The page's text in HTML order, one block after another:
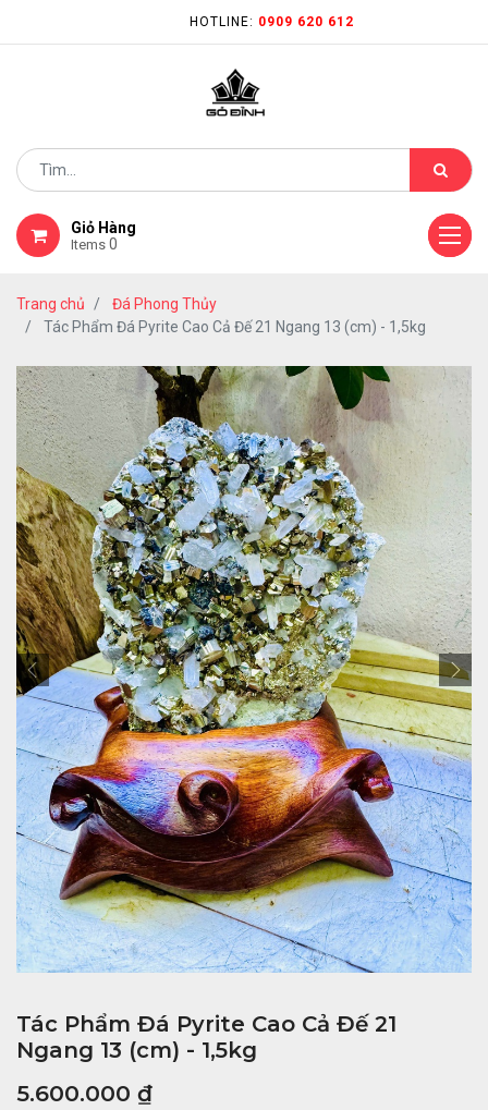
HOTLINE: 0909 620 612
Giỏ Hàng
Items 0
Trang chủ
Đá Phong Thủy
Tác Phẩm Đá Pyrite Cao Cả Đế 21 Ngang 13 (cm) - 1,5kg
Tác Phẩm Đá Pyrite Cao Cả Đế 21
Ngang 13 (cm) - 1,5kg
5.600.000 ₫